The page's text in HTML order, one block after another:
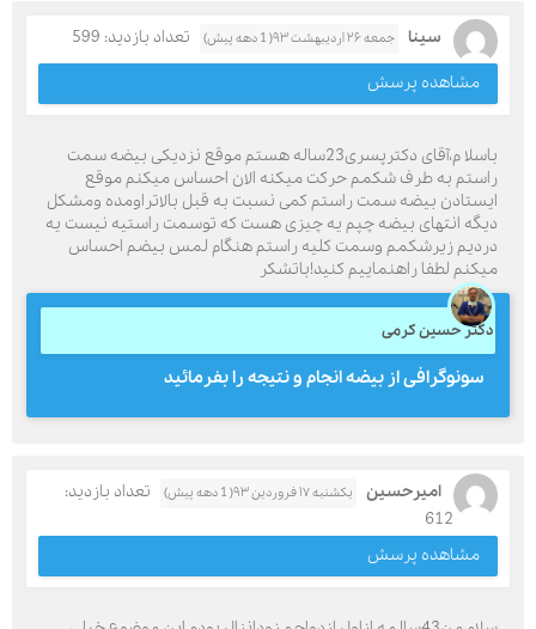
سینا جمعه ۲۶ اردیبهشت ۹۳( 1 دهه پیش)
تعداد بازدید: 599
مشاهده پرسش
باسلا م،آقای دکترپسری23ساله هستم موقع نزدیکی بیضه سمت
راستم به طرف شکمم حرکت میکنه الان احساس میکنم موقع
ایستادن بیضه سمت راستم کمی نسبت به قبل بالاتراومده ومشکل
دیگه انتهای بیضه چپم یه چیزی هست که توسمت راستیه نیست یه
دردیم زیرشکمم وسمت کلیه راستم هنگام لمس بیضم احساس
میکنم لطفا راهنماییم کنید!باتشکر
دکتر حسین کرمی
سونوگرافی از بیضه انجام و نتیجه را بفرمائید
امیرحسین یکشنبه ۱۷ فروردین ۹۳( 1 دهه پیش)
تعداد بازدید:
612
مشاهده پرسش